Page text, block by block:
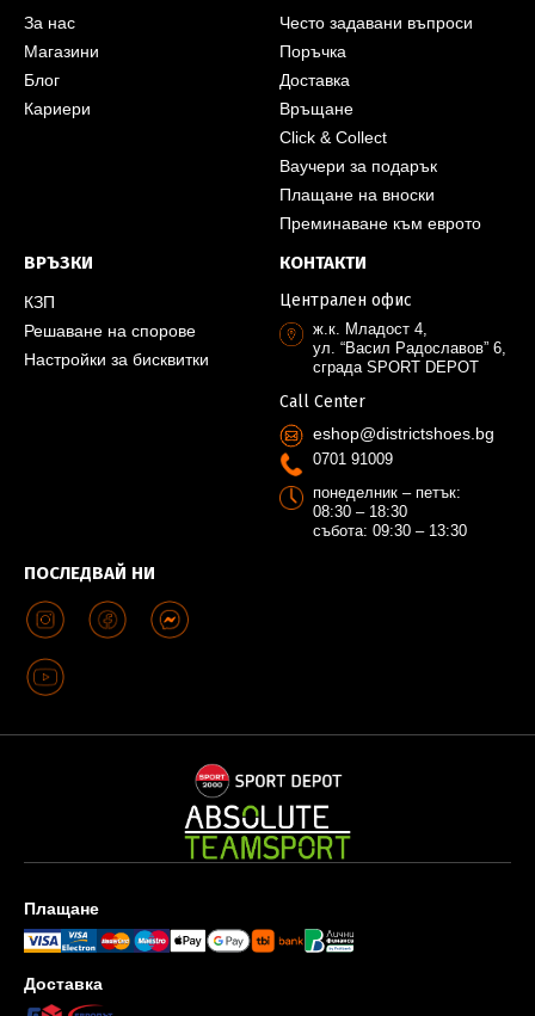
За нас
Магазини
Блог
Кариери
Често задавани въпроси
Поръчка
Доставка
Връщане
Click & Collect
Ваучери за подарък
Плащане на вноски
Преминаване към еврото
ВРЪЗКИ
КЗП
Решаване на спорове
Настройки за бисквитки
ПОСЛЕДВАЙ НИ
КОНТАКТИ
Централен офис
ж.к. Младост 4,
ул. “Васил Радославов” 6,
сграда SPORT DEPOT
Call Center
eshop@districtshoes.bg
0701 91009
понеделник – петък:
08:30 – 18:30
събота: 09:30 – 13:30
Плащане
Доставка